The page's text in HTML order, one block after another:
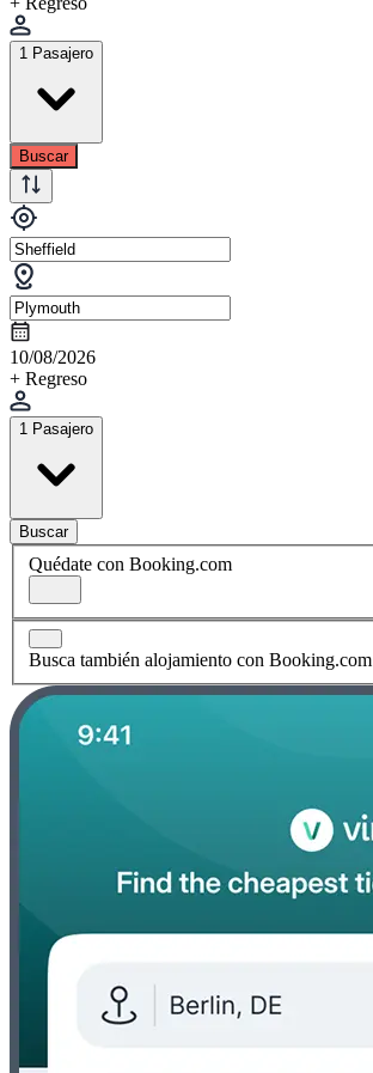
1 Pasajero
Buscar
10/08/2026
+ Regreso
1 Pasajero
Buscar
Quédate con Booking.com
Busca también alojamiento con Booking.com